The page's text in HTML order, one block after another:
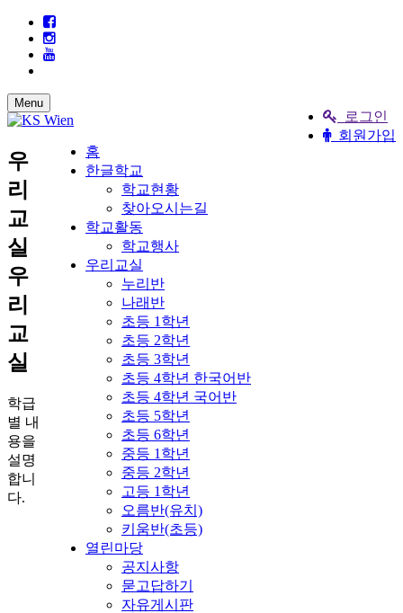
로그인
회원가입
Menu
홈
한글학교
학교현황
찾아오시는길
학교활동
학교행사
우리교실
누리반
나래반
초등 1학년
초등 2학년
초등 3학년
초등 4학년 한국어반
초등 4학년 국어반
초등 5학년
초등 6학년
중등 1학년
중등 2학년
고등 1학년
오름반(유치)
키움반(초등)
열린마당
공지사항
묻고답하기
자유게시판
우
리
교
실
우
리
교
실
학급
별 내
용을
설명
합니
다.